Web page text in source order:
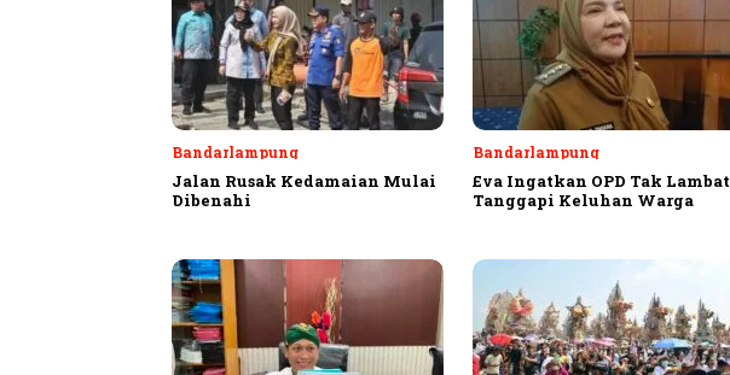
Bandarlampung
Jalan Rusak Kedamaian Mulai
Dibenahi
Bandarlampung
Eva Ingatkan OPD Tak Lambat
Tanggapi Keluhan Warga